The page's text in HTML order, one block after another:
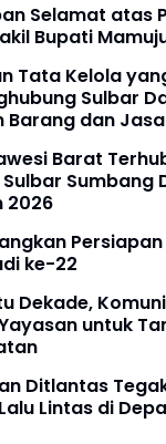
Selamat atas
Bupati
Tata Kelola
Sulbar
Barang dan Jasa
Barat
Sumbang
2026
Persiapan
ke-22
Dekade,
untuk
Ditlantas
Lintas di